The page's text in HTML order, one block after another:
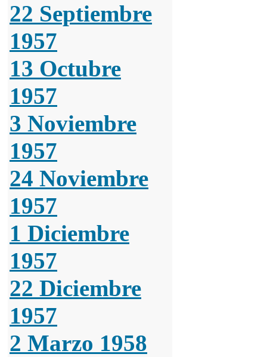
22 Septiembre
1957
13 Octubre
1957
3 Noviembre
1957
24 Noviembre
1957
1 Diciembre
1957
22 Diciembre
1957
2 Marzo 1958